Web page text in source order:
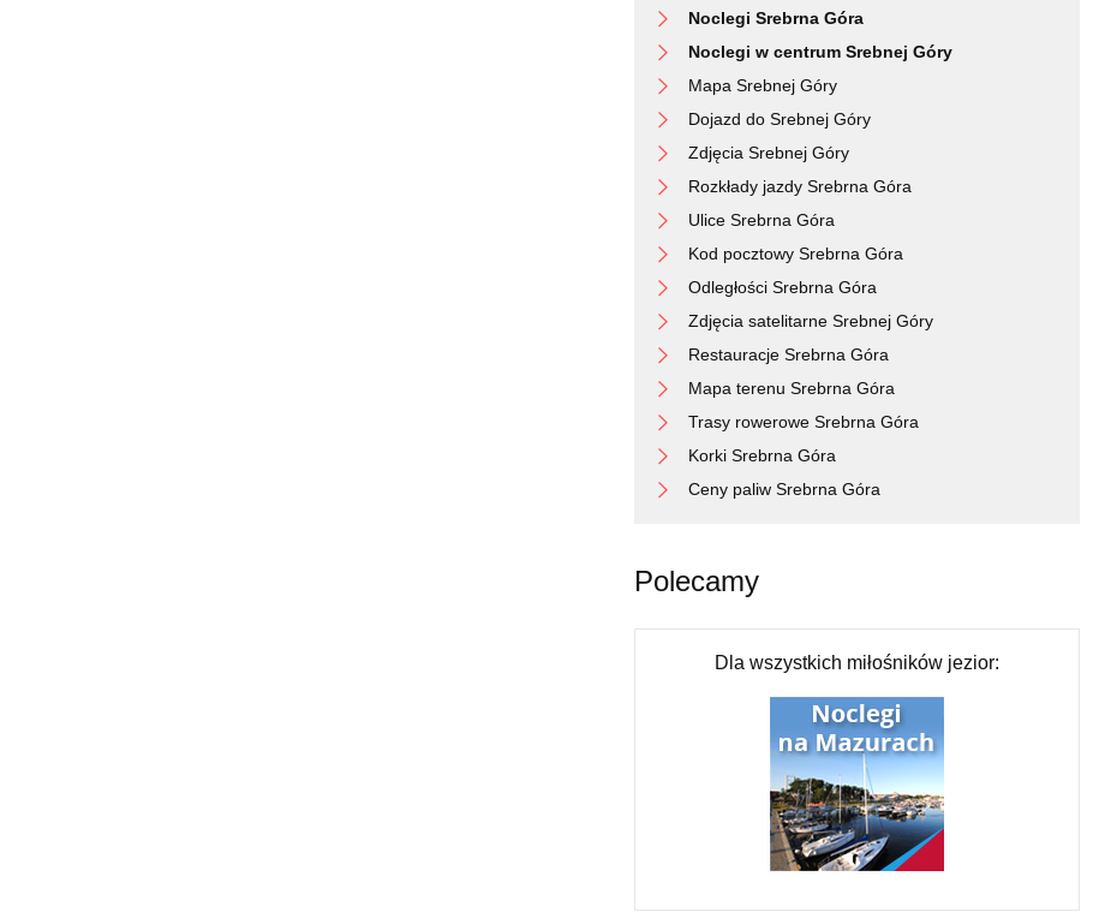
Noclegi Srebrna Góra
Noclegi w centrum Srebnej Góry
Mapa Srebnej Góry
Dojazd do Srebnej Góry
Zdjęcia Srebnej Góry
Rozkłady jazdy Srebrna Góra
Ulice Srebrna Góra
Kod pocztowy Srebrna Góra
Odległości Srebrna Góra
Zdjęcia satelitarne Srebnej Góry
Restauracje Srebrna Góra
Mapa terenu Srebrna Góra
Trasy rowerowe Srebrna Góra
Korki Srebrna Góra
Ceny paliw Srebrna Góra
Polecamy
Dla wszystkich miłośników jezior: